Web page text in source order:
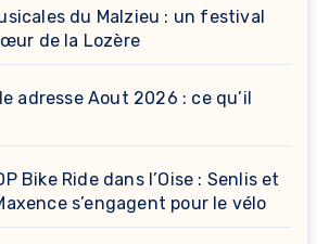
du Malzieu : un festival
de la Lozère
adresse Aout 2026 : ce qu’il
Bike Ride dans l’Oise : Senlis et
s’engagent pour le vélo